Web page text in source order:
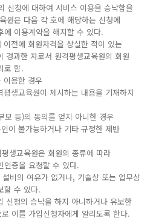
신청에 대하여 서비스 이용을 승낙함을
원은 다음 각 호에 해당하는 신청에
에 이용계약을 해지할 수 있다.
전에 회원자격을 상실한 적이 있는
경과한 자로서 원격평생교육원의 회원
로 함.
이용한 경우
생교육원이 제시하는 내용을 기재하지
모 등)의 동의를 얻지 아니한 경우
이 불가능하거나 기타 규정한 제반
생교육원은 회원의 종류에 따라
인증을 요청할 수 있다.
비의 여유가 없거나, 기술상 또는 업무상
할 수 있다.
청의 승낙을 하지 아니하거나 유보한
이를 가입신청자에게 알리도록 한다.